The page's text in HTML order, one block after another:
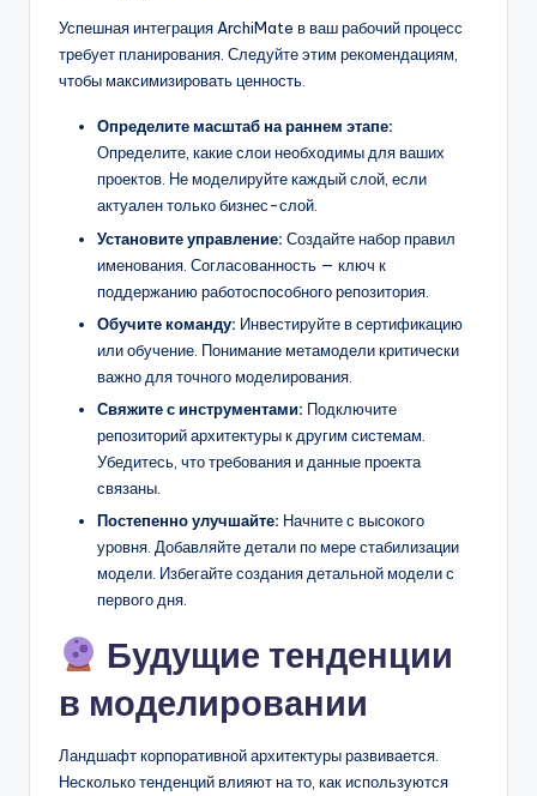
Успешная интеграция ArchiMate в ваш рабочий процесс
требует планирования. Следуйте этим рекомендациям,
чтобы максимизировать ценность.
Определите масштаб на раннем этапе:
Определите, какие слои необходимы для ваших
проектов. Не моделируйте каждый слой, если
актуален только бизнес-слой.
Установите управление: Создайте набор правил
именования. Согласованность — ключ к
поддержанию работоспособного репозитория.
Обучите команду: Инвестируйте в сертификацию
или обучение. Понимание метамодели критически
важно для точного моделирования.
Свяжите с инструментами: Подключите
репозиторий архитектуры к другим системам.
Убедитесь, что требования и данные проекта
связаны.
Постепенно улучшайте: Начните с высокого
уровня. Добавляйте детали по мере стабилизации
модели. Избегайте создания детальной модели с
первого дня.
Будущие тенденции
в моделировании
Ландшафт корпоративной архитектуры развивается.
Несколько тенденций влияют на то, как используются